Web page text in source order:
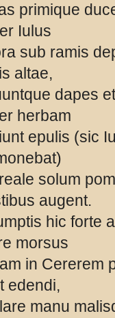
primique
Iulus
sub ramis
altae,
dapes
herbam
epulis (sic
solum
augent.
hic forte
morsus
in Cererem
edendi,
manu